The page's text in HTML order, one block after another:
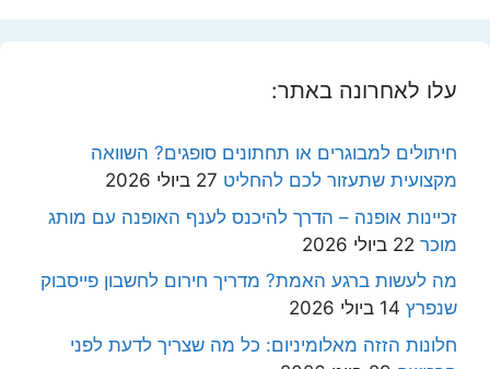
עלו לאחרונה באתר:
חיתולים למבוגרים או תחתונים סופגים? השוואה
מקצועית שתעזור לכם להחליט 27 ביולי 2026
זכיינות אופנה – הדרך להיכנס לענף האופנה עם מותג
מוכר 22 ביולי 2026
מה לעשות ברגע האמת? מדריך חירום לחשבון פייסבוק
שנפרץ 14 ביולי 2026
חלונות הזזה מאלומיניום: כל מה שצריך לדעת לפני